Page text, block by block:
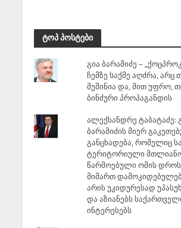
ტოპ პოსტები
გია ბარამიძე –
ჩემზე საქმე აღძრა, არც
მეშინია და, მით უფრო,
ბინძური პროპაგანდის
ალექსანდრე ტაბატაძე:
ბარამიძის მიერ
განცხადება, რომელიც
ტერიტორიული
წარმოებული ომის დროს
მიმართ
არის უკიდურესად
და აზიანებს
ინტერესებს